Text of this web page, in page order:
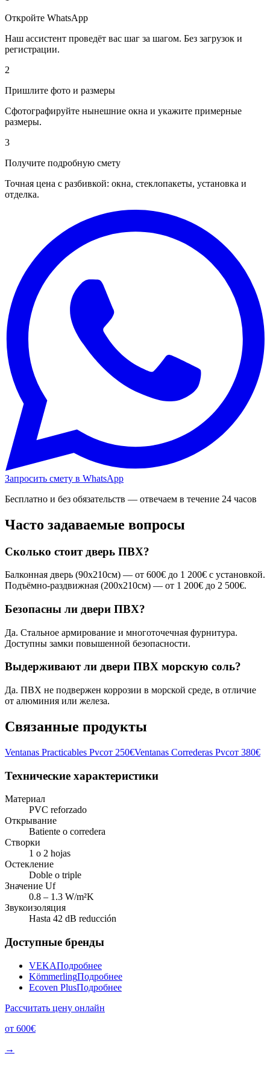
Откройте WhatsApp
Наш ассистент проведёт вас шаг за шагом. Без загрузок и
регистрации.
2
Пришлите фото и размеры
Сфотографируйте нынешние окна и укажите примерные
размеры.
3
Получите подробную смету
Точная цена с разбивкой: окна, стеклопакеты, установка и
отделка.
Запросить смету в WhatsApp
Бесплатно и без обязательств — отвечаем в течение 24 часов
Часто задаваемые вопросы
Сколько стоит дверь ПВХ?
Балконная дверь (90x210см) — от 600€ до 1 200€ с установкой.
Подъёмно-раздвижная (200x210см) — от 1 200€ до 2 500€.
Безопасны ли двери ПВХ?
Да. Стальное армирование и многоточечная фурнитура.
Доступны замки повышенной безопасности.
Выдерживают ли двери ПВХ морскую соль?
Да. ПВХ не подвержен коррозии в морской среде, в отличие
от алюминия или железа.
Связанные продукты
Ventanas Practicables Pvcот 250€Ventanas Correderas Pvcот 380€
Технические характеристики
Материал
PVC reforzado
Открывание
Batiente o corredera
Створки
1 o 2 hojas
Остекление
Doble o triple
Значение Uf
0.8 – 1.3 W/m²K
Звукоизоляция
Hasta 42 dB reducción
Доступные бренды
VEKAПодробнее
KömmerlingПодробнее
Ecoven PlusПодробнее
Рассчитать цену онлайн
от 600€
→